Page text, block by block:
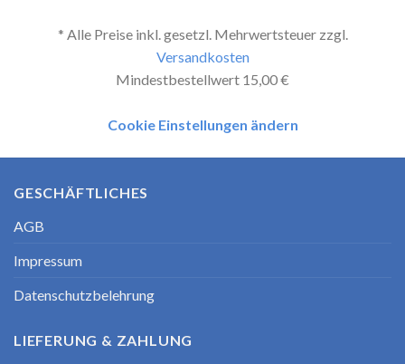
* Alle Preise inkl. gesetzl. Mehrwertsteuer zzgl.
Versandkosten
Mindestbestellwert 15,00 €
Cookie Einstellungen ändern
GESCHÄFTLICHES
AGB
Impressum
Datenschutzbelehrung
LIEFERUNG & ZAHLUNG